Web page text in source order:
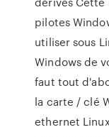
pilotes
utiliser sous
Windows de
faut tout
la carte / clé
ethernet